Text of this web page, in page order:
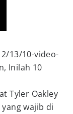
13/10-video-
Inilah 10
Tyler Oakley
wajib di